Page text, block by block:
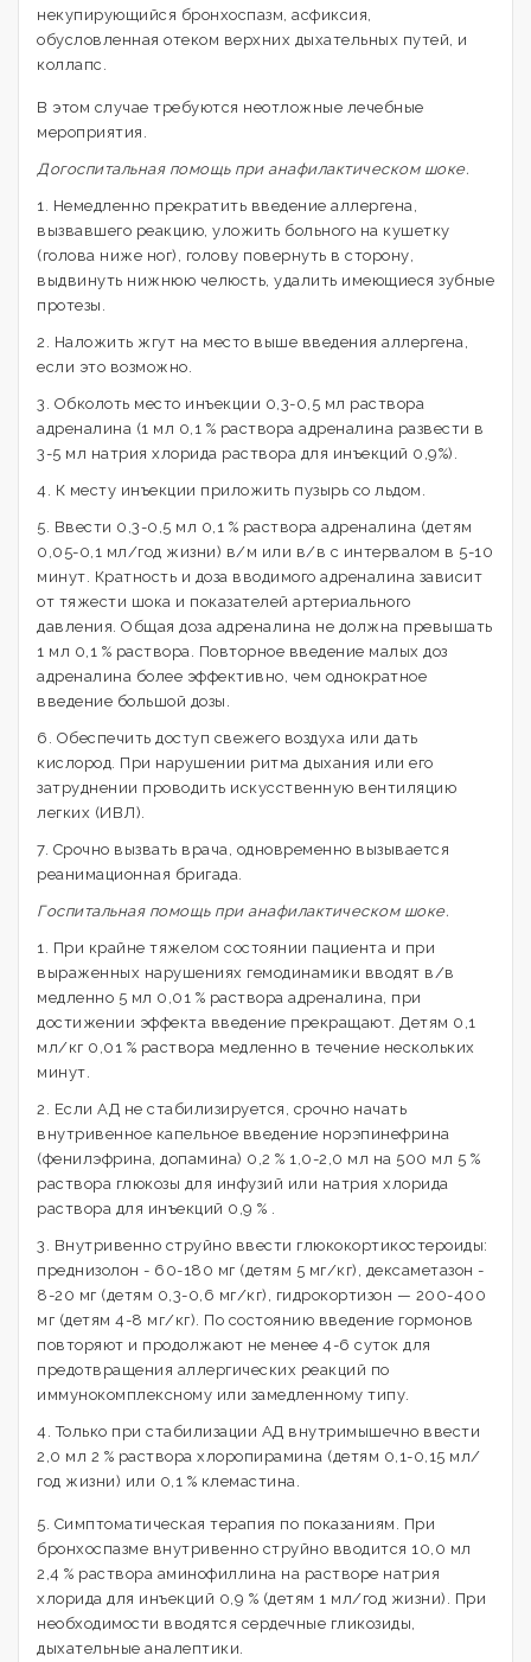
некупирующийся бронхоспазм, асфиксия,
обусловленная отеком верхних дыхательных путей, и
коллапс.
В этом случае требуются неотложные лечебные
мероприятия.
Догоспитальная помощь при анафилактическом шоке.
1. Немедленно прекратить введение аллергена,
вызвавшего реакцию, уложить больного на кушетку
(голова ниже ног), голову повернуть в сторону,
выдвинуть нижнюю челюсть, удалить имеющиеся зубные
протезы.
2. Наложить жгут на место выше введения аллергена,
если это возможно.
3. Обколоть место инъекции 0,3-0,5 мл раствора
адреналина (1 мл 0,1 % раствора адреналина развести в
3-5 мл натрия хлорида раствора для инъекций 0,9%).
4. К месту инъекции приложить пузырь со льдом.
5. Ввести 0,3-0,5 мл 0,1 % раствора адреналина (детям
0,05-0,1 мл/год жизни) в/м или в/в с интервалом в 5-10
минут. Кратность и доза вводимого адреналина зависит
от тяжести шока и показателей артериального
давления. Общая доза адреналина не должна превышать
1 мл 0,1 % раствора. Повторное введение малых доз
адреналина более эффективно, чем однократное
введение большой дозы.
6. Обеспечить доступ свежего воздуха или дать
кислород. При нарушении ритма дыхания или его
затруднении проводить искусственную вентиляцию
легких (ИВЛ).
7. Срочно вызвать врача, одновременно вызывается
реанимационная бригада.
Госпитальная помощь при анафилактическом шоке.
1. При крайне тяжелом состоянии пациента и при
выраженных нарушениях гемодинамики вводят в/в
медленно 5 мл 0,01 % раствора адреналина, при
достижении эффекта введение прекращают. Детям 0,1
мл/кг 0,01 % раствора медленно в течение нескольких
минут.
2. Если АД не стабилизируется, срочно начать
внутривенное капельное введение норэпинефрина
(фенилэфрина, допамина) 0,2 % 1,0-2,0 мл на 500 мл 5 %
раствора глюкозы для инфузий или натрия хлорида
раствора для инъекций 0,9 % .
3. Внутривенно струйно ввести глюкокортикостероиды:
преднизолон - 60-180 мг (детям 5 мг/кг), дексаметазон -
8-20 мг (детям 0,3-0,6 мг/кг), гидрокортизон — 200-400
мг (детям 4-8 мг/кг). По состоянию введение гормонов
повторяют и продолжают не менее 4-6 суток для
предотвращения аллергических реакций по
иммунокомплексному или замедленному типу.
4. Только при стабилизации АД внутримышечно ввести
2,0 мл 2 % раствора хлоропирамина (детям 0,1-0,15 мл/
год жизни) или 0,1 % клемастина.
5. Симптоматическая терапия по показаниям. При
бронхоспазме внутривенно струйно вводится 10,0 мл
2,4 % раствора аминофиллина на растворе натрия
хлорида для инъекций 0,9 % (детям 1 мл/год жизни). При
необходимости вводятся сердечные гликозиды,
дыхательные аналептики.